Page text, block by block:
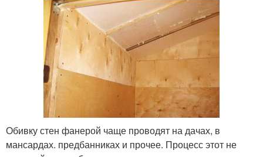
Обивку стен фанерой чаще проводят на дачах, в
мансардах. предбанниках и прочее. Процесс этот не